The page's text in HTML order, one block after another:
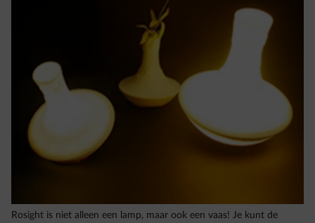
Rosight is niet alleen een lamp, maar ook een vaas! Je kunt de